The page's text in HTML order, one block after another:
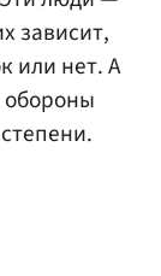
зависит,
или нет. А
обороны